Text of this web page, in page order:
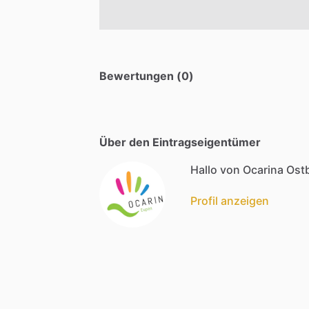
Bewertungen (0)
Über den Eintragseigentümer
Hallo von Ocarina
Profil anzeigen